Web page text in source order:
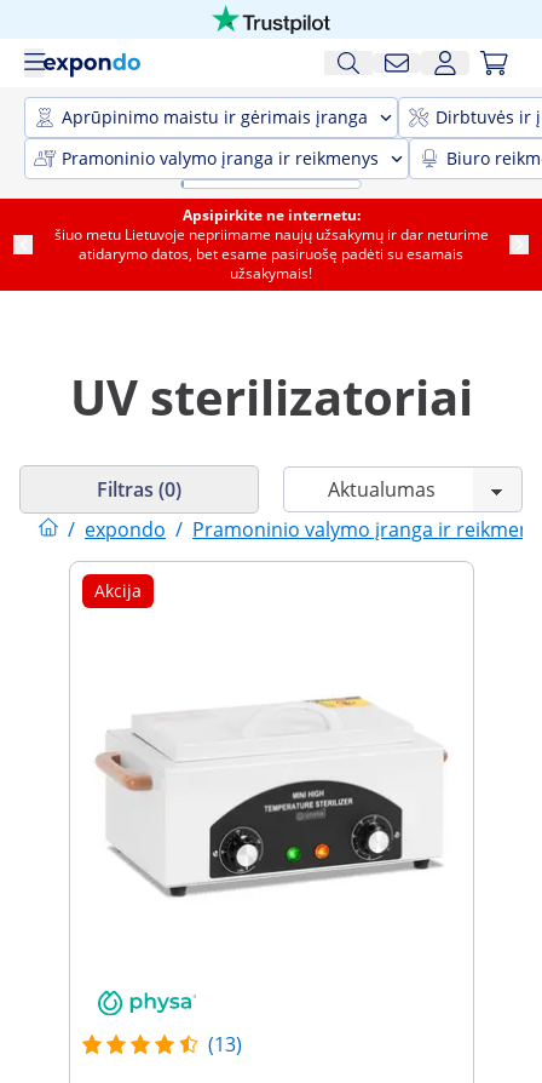
Aprūpinimo maistu ir gėrimais įranga
Dirbtuvės ir
Pramoninio valymo įranga ir reikmenys
Biuro
Apsipirkite ne internetu:
šiuo metu Lietuvoje nepriimame naujų užsakymų ir dar neturime
atidarymo datos, bet esame pasiruošę padėti su esamais
užsakymais!
UV sterilizatoriai
/ expondo / Pramoninio valymo įranga ir
Filtras (0)
Akcija
(13)